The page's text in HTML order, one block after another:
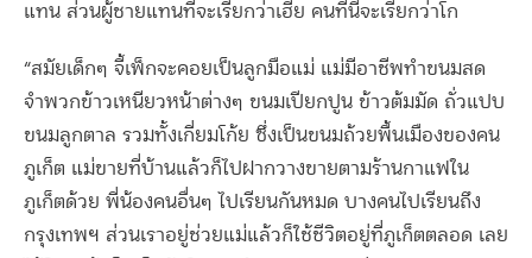
แทน ส่วนผู้ชายแทนที่จะเรียกว่าเฮีย คนที่นี่จะเรียกว่าโก
“สมัยเด็กๆ จี้เพ็กจะคอยเป็นลูกมือแม่ แม่มีอาชีพทำขนมสด
จำพวกข้าวเหนียวหน้าต่างๆ ขนมเปียกปูน ข้าวต้มมัด ถั่วแปบ
ขนมลูกตาล รวมทั้งเกี่ยมโก้ย ซึ่งเป็นขนมถ้วยพื้นเมืองของคน
ภูเก็ต แม่ขายที่บ้านแล้วก็ไปฝากวางขายตามร้านกาแฟใน
ภูเก็ตด้วย พี่น้องคนอื่นๆ ไปเรียนกันหมด บางคนไปเรียนถึง
กรุงเทพฯ ส่วนเราอยู่ช่วยแม่แล้วก็ใช้ชีวิตอยู่ที่ภูเก็ตตลอด เลย